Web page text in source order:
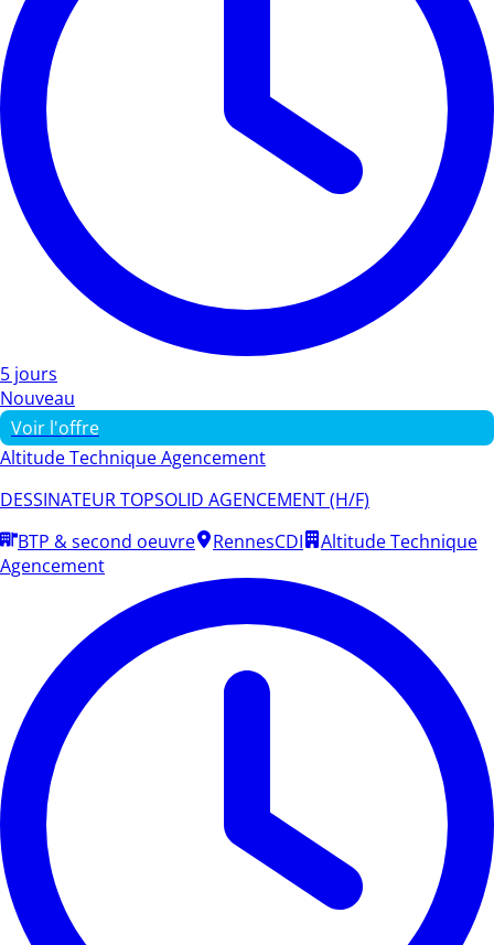
5 jours
Nouveau
Voir l'offre
Altitude Technique Agencement
DESSINATEUR TOPSOLID AGENCEMENT (H/F)
BTP & second oeuvre
RennesCDI
Altitude Technique
Agencement